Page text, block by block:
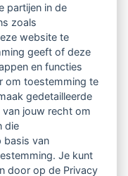
met
prikkels werken
gingen we beiden
dat de
hier? Van Arend
partijen in de
zoals
website te
geeft of deze
en functies
om toestemming te
gedetailleerde
jouw recht om
die
basis van
Je kunt
door op de Privacy